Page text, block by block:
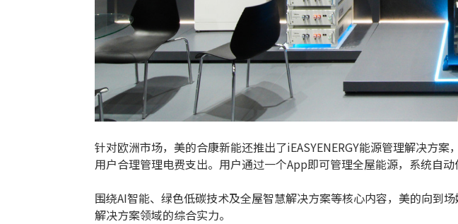
针对欧洲市场，美的合康新能还推出了iEASYENERGY能源管理解决方
用户合理管理电费支出。用户通过一个App即可管理全屋能源，系统自
围绕AI智能、绿色低碳技术及全屋智慧解决方案等核心内容，美的向到
解决方案领域的综合实力。